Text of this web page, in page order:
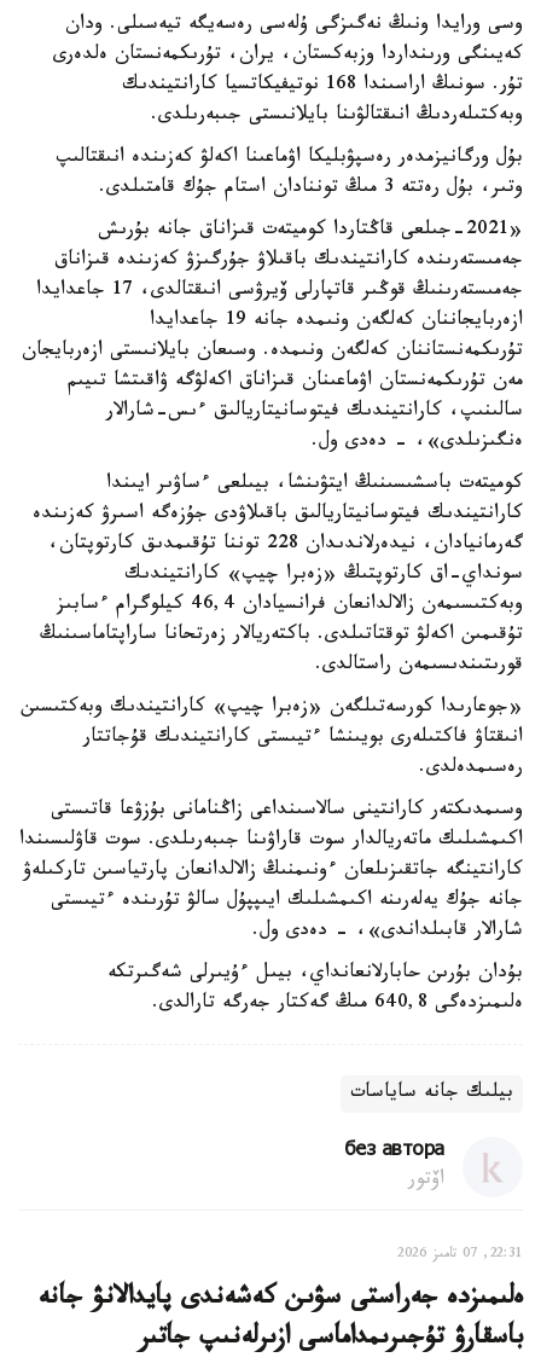
وسى ورايدا ونىڭ نەگىزگى ۇلەسى رەسەيگە تيەسىلى. ودان
كەيىنگى ورىنداردا وزبەكستان، يران، تۇرىكمەنستان ەلدەرى
تۇر. سونىڭ اراسىندا 168 نوتيفيكاتسيا كارانتيندىك
وبەكتىلەردىڭ انىقتالۋىنا بايلانىستى جىبەرىلدى.
بۇل ورگانيزمدەر رەسپۋبليكا اۋماعىنا اكەلۋ كەزىندە انىقتالىپ
وتىر، بۇل رەتتە 3 مىڭ توننادان استام جۇك قامتىلدى.
«2021-جىلعى قاڭتاردا كوميتەت قىزاناق جانە بۇرىش
جەمىستەرىندە كارانتيندىك باقىلاۋ جۇرگىزۋ كەزىندە قىزاناق
جەمىستەرىنىڭ قوڭىر قاتپارلى ۆيرۋسى انىقتالدى، 17 جاعدايدا
ازەربايجاننان كەلگەن ونىمدە جانە 19 جاعدايدا
تۇرىكمەنستاننان كەلگەن ونىمدە. وسىعان بايلانىستى ازەربايجان
مەن تۇرىكمەنستان اۋماعىنان قىزاناق اكەلۋگە ۋاقىتشا تىيىم
سالىنىپ، كارانتيندىك فيتوسانيتاريالىق ءىس-شارالار
ەنگىزىلدى»، - دەدى ول.
كوميتەت باسشىسىنىڭ ايتۋىنشا، بيىلعى ءساۋىر ايىندا
كارانتيندىك فيتوسانيتاريالىق باقىلاۋدى جۇزەگە اسىرۋ كەزىندە
گەرمانيادان، نيدەرلاندىدان 228 توننا تۇقىمدىق كارتوپتان،
سونداي-اق كارتوپتىڭ «زەبرا چيپ» كارانتيندىك
وبەكتىسىمەن زالالدانعان فرانسيادان 46,4 كيلوگرام ءسابىز
تۇقىمىن اكەلۋ توقتاتىلدى. باكتەريالار زەرتحانا ساراپتاماسىنىڭ
قورىتىندىسىمەن راستالدى.
«جوعارىدا كورسەتىلگەن «زەبرا چيپ» كارانتيندىك وبەكتىسىن
انىقتاۋ فاكتىلەرى بويىنشا ءتيىستى كارانتيندىك قۇجاتتار
رەسىمدەلدى.
وسىمدىكتەر كارانتينى سالاسىنداعى زاڭنامانى بۇزۋعا قاتىستى
اكىمشىلىك ماتەريالدار سوت قاراۋىنا جىبەرىلدى. سوت قاۋلىسىندا
كارانتينگە جاتقىزىلعان ءونىمنىڭ زالالدانعان پارتياسىن تاركىلەۋ
جانە جۇك يەلەرىنە اكىمشىلىك ايىپپۇل سالۋ تۇرىندە ءتيىستى
شارالار قابىلداندى»، - دەدى ول.
بۇدان بۇرىن حابارلانعانداي، بيىل ءۇيىرلى شەگىرتكە
ەلىمىزدەگى 640,8 مىڭ گەكتار جەرگە تارالدى.
بيلىك جانە ساياسات
без автора
اۆتور
22:31, 07 تامىز 2026
ەلىمىزدە جەراستى سۋىن كەشەندى پايدالانۋ جانە
باسقارۋ تۇجىرىمداماسى ازىرلەنىپ جاتىر